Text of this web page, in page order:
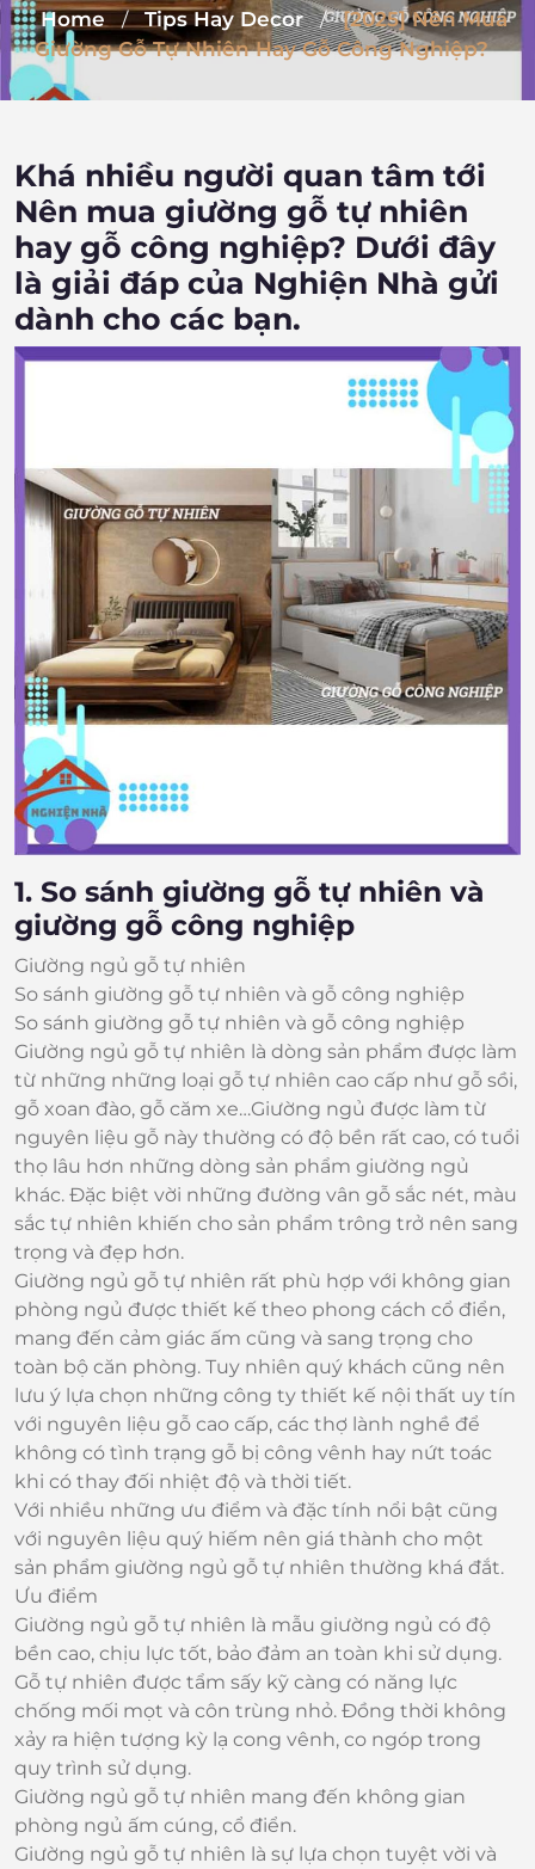
Home / Tips Hay Decor / [2025] Nên Mua
Giường Gỗ Tự Nhiên Hay Gỗ Công Nghiệp?
Khá nhiều người quan tâm tới
Nên mua giường gỗ tự nhiên
hay gỗ công nghiệp? Dưới đây
là giải đáp của Nghiện Nhà gửi
dành cho các bạn.
1. So sánh giường gỗ tự nhiên và
giường gỗ công nghiệp
Giường ngủ gỗ tự nhiên
So sánh giường gỗ tự nhiên và gỗ công nghiệp
So sánh giường gỗ tự nhiên và gỗ công nghiệp
Giường ngủ gỗ tự nhiên là dòng sản phẩm được làm
từ những những loại gỗ tự nhiên cao cấp như gỗ sồi,
gỗ xoan đào, gỗ căm xe…Giường ngủ được làm từ
nguyên liệu gỗ này thường có độ bền rất cao, có tuổi
thọ lâu hơn những dòng sản phẩm giường ngủ
khác. Đặc biệt vời những đường vân gỗ sắc nét, màu
sắc tự nhiên khiến cho sản phẩm trông trở nên sang
trọng và đẹp hơn.
Giường ngủ gỗ tự nhiên rất phù hợp với không gian
phòng ngủ được thiết kế theo phong cách cổ điển,
mang đến cảm giác ấm cũng và sang trọng cho
toàn bộ căn phòng. Tuy nhiên quý khách cũng nên
lưu ý lựa chọn những công ty thiết kế nội thất uy tín
với nguyên liệu gỗ cao cấp, các thợ lành nghề để
không có tình trạng gỗ bị công vênh hay nứt toác
khi có thay đối nhiệt độ và thời tiết.
Với nhiều những ưu điểm và đặc tính nổi bật cũng
với nguyên liệu quý hiếm nên giá thành cho một
sản phẩm giường ngủ gỗ tự nhiên thường khá đắt.
Ưu điểm
Giường ngủ gỗ tự nhiên là mẫu giường ngủ có độ
bền cao, chịu lực tốt, bảo đảm an toàn khi sử dụng.
Gỗ tự nhiên được tẩm sấy kỹ càng có năng lực
chống mối mọt và côn trùng nhỏ. Đồng thời không
xảy ra hiện tượng kỳ lạ cong vênh, co ngóp trong
quy trình sử dụng.
Giường ngủ gỗ tự nhiên mang đến không gian
phòng ngủ ấm cúng, cổ điển.
Giường ngủ gỗ tự nhiên là sự lựa chọn tuyệt vời và